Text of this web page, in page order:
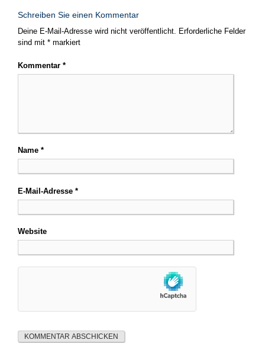
Schreiben Sie einen Kommentar
Deine E-Mail-Adresse wird nicht veröffentlicht. Erforderliche Felder
sind mit * markiert
Kommentar *
Name *
E-Mail-Adresse *
Website